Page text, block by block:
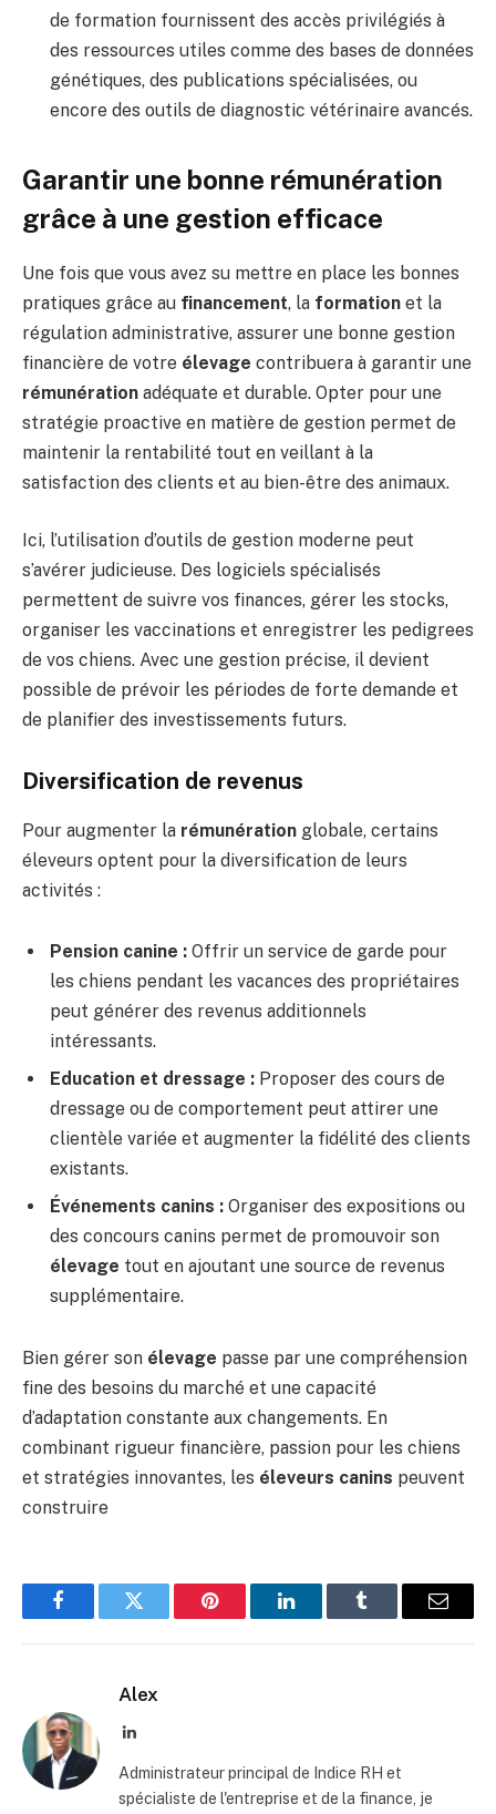
de formation fournissent des accès privilégiés à
des ressources utiles comme des bases de données
génétiques, des publications spécialisées, ou
encore des outils de diagnostic vétérinaire avancés.
Garantir une bonne rémunération
grâce à une gestion efficace
Une fois que vous avez su mettre en place les bonnes
pratiques grâce au financement, la formation et la
régulation administrative, assurer une bonne gestion
financière de votre élevage contribuera à garantir une
rémunération adéquate et durable. Opter pour une
stratégie proactive en matière de gestion permet de
maintenir la rentabilité tout en veillant à la
satisfaction des clients et au bien-être des animaux.
Ici, l’utilisation d’outils de gestion moderne peut
s’avérer judicieuse. Des logiciels spécialisés
permettent de suivre vos finances, gérer les stocks,
organiser les vaccinations et enregistrer les pedigrees
de vos chiens. Avec une gestion précise, il devient
possible de prévoir les périodes de forte demande et
de planifier des investissements futurs.
Diversification de revenus
Pour augmenter la rémunération globale, certains
éleveurs optent pour la diversification de leurs
activités :
Pension canine : Offrir un service de garde pour
les chiens pendant les vacances des propriétaires
peut générer des revenus additionnels
intéressants.
Education et dressage : Proposer des cours de
dressage ou de comportement peut attirer une
clientèle variée et augmenter la fidélité des clients
existants.
Événements canins : Organiser des expositions ou
des concours canins permet de promouvoir son
élevage tout en ajoutant une source de revenus
supplémentaire.
Bien gérer son élevage passe par une compréhension
fine des besoins du marché et une capacité
d’adaptation constante aux changements. En
combinant rigueur financière, passion pour les chiens
et stratégies innovantes, les éleveurs canins peuvent
construire
FacebookTwitter Pinterest LinkedInTumblr Email
Alex
LinkedIn
Administrateur principal de Indice RH et
spécialiste de l'entreprise et de la finance, je